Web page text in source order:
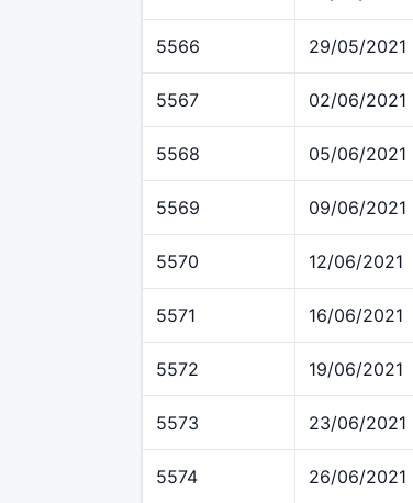
5566 29/05/2021
5567 02/06/2021
5568 05/06/2021
5569 09/06/2021
5570 12/06/2021
5571 16/06/2021
5572 19/06/2021
5573 23/06/2021
5574 26/06/2021